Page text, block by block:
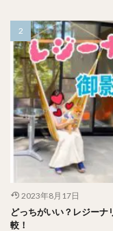
2023年8月17日
どっちがいい？レジーナ
較！